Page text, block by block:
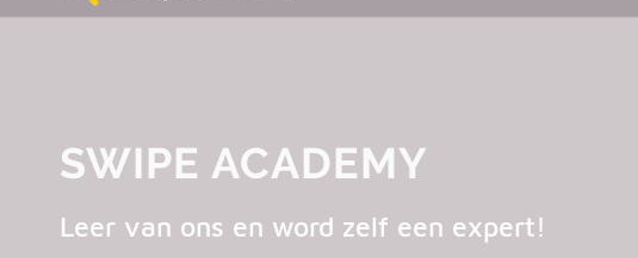
SWIPE ACADEMY
Leer van ons en word zelf een expert!